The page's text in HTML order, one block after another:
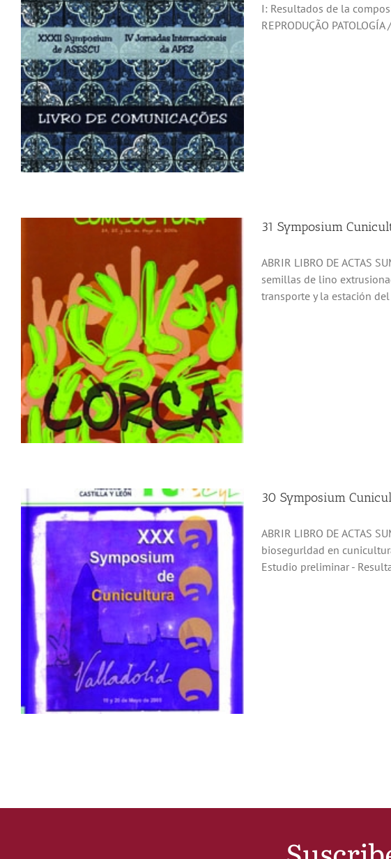
I: Resultados de la
REPRODUÇÃO
31 Symposium
ABRIR LIBRO DE ACTAS
semillas de lino
transporte y la estación
30 Symposium
ABRIR LIBRO DE ACTAS
biosegurldad en
Estudio preliminar -